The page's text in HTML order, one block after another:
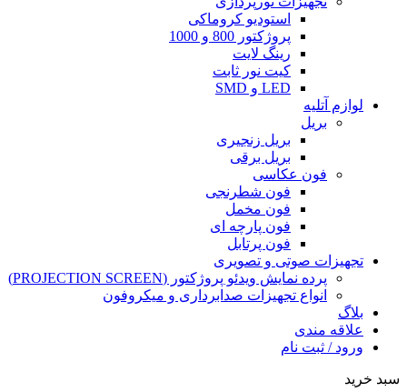
استودیو کروماکی
پروژکتور 800 و 1000
رینگ لایت
کیت نور ثابت
LED و SMD
لوازم آتلیه
بریل
بریل زنجیری
بریل برقی
فون عکاسی
فون شطرنجی
فون مخمل
فون پارچه ای
فون پرتابل
تجهیزات صوتی و تصویری
پرده نمایش ویدئو پروژکتور (PROJECTION SCREEN)
انواع تجهیزات صدابرداری و میکروفون
بلاگ
علاقه مندی
ورود / ثبت نام
سبد خرید